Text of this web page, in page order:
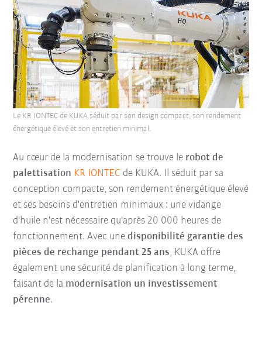
Au cœur de la modernisation se trouve le robot de
palettisation KR IONTEC de KUKA. Il séduit par sa
conception compacte, son rendement énergétique élevé
et ses besoins d'entretien minimaux : une vidange
d'huile n'est nécessaire qu'après 20 000 heures de
fonctionnement. Avec unedisponibilité garantie des
pièces de rechange pendant 25 ans, KUKA offre
également une sécurité de planification à long terme,
faisant de la modernisation un investissement
pérenne.
Le KR IONTEC de KUKA séduit par son design compact, son rendement
énergétique élevé et son entretien minimal.